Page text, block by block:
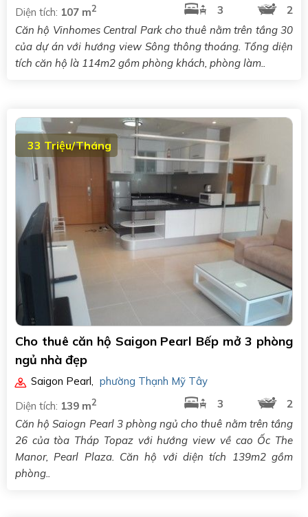
Diện tích: 107 m2 3
2
Căn hộ Vinhomes Central Park cho thuê nằm trên tầng 30
của dự án với hướng view Sông thông thoáng. Tổng diện
tích căn hộ là 114m2 gồm phòng khách, phòng làm..
33 Triệu/Tháng
Cho thuê căn hộ Saigon Pearl Bếp mở 3 phòng
ngủ nhà đẹp
Saigon Pearl
phường Thạnh Mỹ Tây
Diện tích: 139 m2 3
2
Căn hộ Saiogn Pearl 3 phòng ngủ cho thuê nằm trên tầng
26 của tòa Tháp Topaz với hướng view về cao Ốc The
Manor, Pearl Plaza. Căn hộ với diện tích 139m2 gồm
phòng..